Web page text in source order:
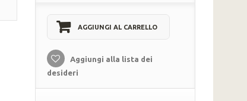
AGGIUNGI AL CARRELLO
Aggiungi alla lista dei
desideri